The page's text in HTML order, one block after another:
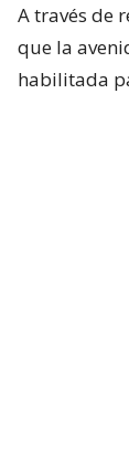
A través de
que la
habilitada